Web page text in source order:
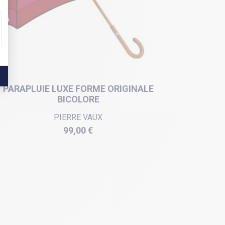
PARAPLUIE LUXE FORME ORIGINALE
BICOLORE
PIERRE VAUX
Prix
99,00 €